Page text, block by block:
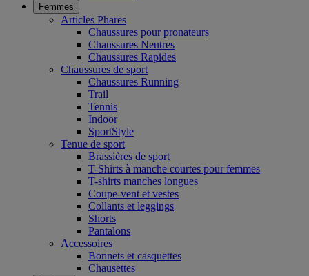
Femmes
Articles Phares
Chaussures pour pronateurs
Chaussures Neutres
Chaussures Rapides
Chaussures de sport
Chaussures Running
Trail
Tennis
Indoor
SportStyle
Tenue de sport
Brassières de sport
T-Shirts à manche courtes pour femmes
T-shirts manches longues
Coupe-vent et vestes
Collants et leggings
Shorts
Pantalons
Accessoires
Bonnets et casquettes
Chausettes